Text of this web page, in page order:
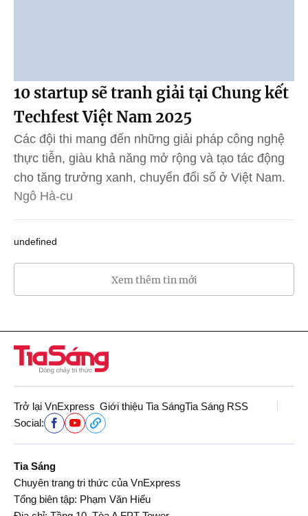
10 startup sẽ tranh giải tại Chung kết
Techfest Việt Nam 2025
Các đội thi mang đến những giải pháp công nghệ
thực tiễn, giàu khả năng mở rộng và tạo tác động
cho tăng trưởng xanh, chuyển đổi số ở Việt Nam.
Ngô Hà-cu
undefined
Xem thêm tin mới
Trở lại VnExpress Giới thiệu Tia SángTia Sáng RSS
Social:
Tia Sáng
Chuyên trang tri thức của VnExpress
Tổng biên tập: Phạm Văn Hiếu